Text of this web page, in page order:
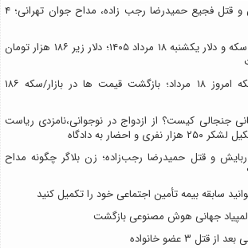
جزئیات تازه از ربایش و قتل فجیع حمیدرضا رجب زاده، مداح جوان تهرانی؛ ۴
پیش‌بینی قیمت طلا، سکه و دلار یکشنبه ۱۸ مرداد ۱۴۰۵؛ دلار زیر ۱۸۶ هزار تومان
قیمت دلار، طلا و سکه امروز ۱۸ مرداد؛ بازگشت قیمت ها در بازار/سکه ۱۸۶
جنجالی کیست؟ از ازدواج در نوجوانی،نامزدی ریاست
احضار به دادگاه
و قتل حمیدرضا رجب‌زاده؛ زن بلاگر چگونه مداح
سابقه بیمه تأمین اجتماعی خود را تکمیل کنید
المپیاد جهانی هوش مصنوعی بازگشت
۳ عضو خانواده